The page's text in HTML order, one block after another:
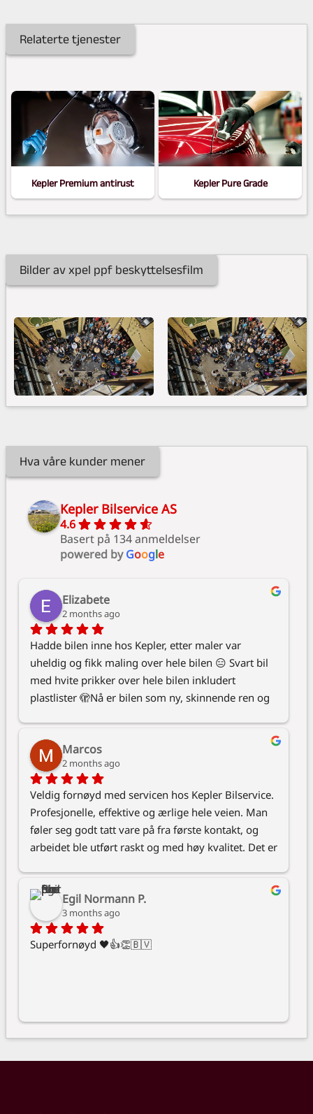
filmen ikke vedlikeholdes, kan kanter bli litt
synlige.
Begrenset holdbarhet: Typisk 5–10 år, avhengig
av kvalitet, vedlikehold og eksponering.
Bilder av xpel ppf beskyttelsesfilm
Hva våre kunder mener
Kepler Bilservice AS
4.6
Basert på 134 anmeldelser
powered byGoogle
Elizabete
2 months ago
Hadde bilen inne hos Kepler, etter maler var
uheldig og fikk maling over hele bilen 😑 Svart bil
med hvite prikker over hele bilen inkludert
plastlister 🫣Nå er bilen som ny, skinnende ren og
av time. 😊Marcos
2 months ago
Veldig fornøyd med servicen hos Kepler Bilservice.
Profesjonelle, effektive og ærlige hele veien. Man
føler seg godt tatt vare på fra første kontakt, og
arbeidet ble utført raskt og med høy kvalitet. Det er
Anbefales virkelig til alle som ønsker trygg og god
bilservice.Egil Normann P.
3 months ago
Superfornøyd 🖤👍👏🇧🇻
Relaterte tjenester
11.990,-
Kepler Premium antirust
fra kr. 15.990,-
Kepler Pure Grade